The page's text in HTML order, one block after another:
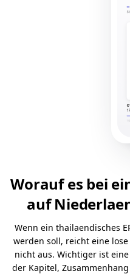
Worauf es bei
auf
Wenn ein thailaendisches
werden soll, reicht eine
nicht aus. Wichtiger ist
der Kapitel,